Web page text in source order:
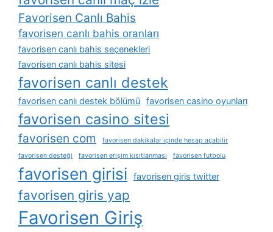
Favorisen Canlı Bahis
favorisen canlı bahis oranları
favorisen canlı bahis seçenekleri
favorisen canlı bahis sitesi
favorisen canlı destek
favorisen canlı destek bölümü favorisen casino oyunları
favorisen casino sitesi
favorisen com
favorisen dakikalar i̇çinde hesap açabilir
favorisen desteği
favorisen erişim kısıtlanması favorisen futbolu
favorisen girisi favorisen giris twitter
favorisen giris yap
Favorisen Giriş